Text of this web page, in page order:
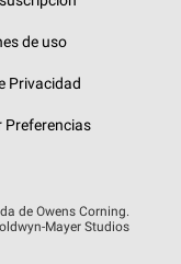
de uso
Privacidad
Preferencias
de Owens Corning.
Mayer Studios